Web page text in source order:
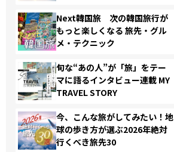
Next韓国旅 次の韓国旅行が
もっと楽しくなる 旅先・グル
メ・テクニック
旬な“あの人”が「旅」をテー
マに語るインタビュー連載 MY
TRAVEL STORY
今、こんな旅がしてみたい！地
球の歩き方が選ぶ2026年絶対
行くべき旅先30